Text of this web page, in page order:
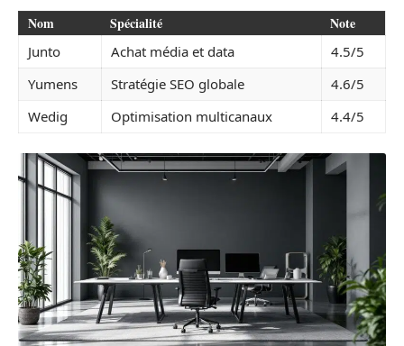
Nom Spécialité Note
Junto Achat média et data
4.5/5
Yumens
Stratégie SEO globale
4.6/5
Wedig
Optimisation multicanaux 4.4/5